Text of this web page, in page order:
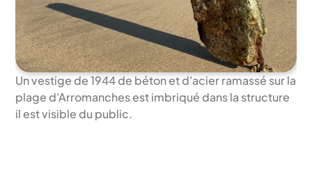
Un vestige de 1944 de béton et d'acier ramassé sur la
plage d'Arromanches est imbriqué dans la structure
il est visible du public.